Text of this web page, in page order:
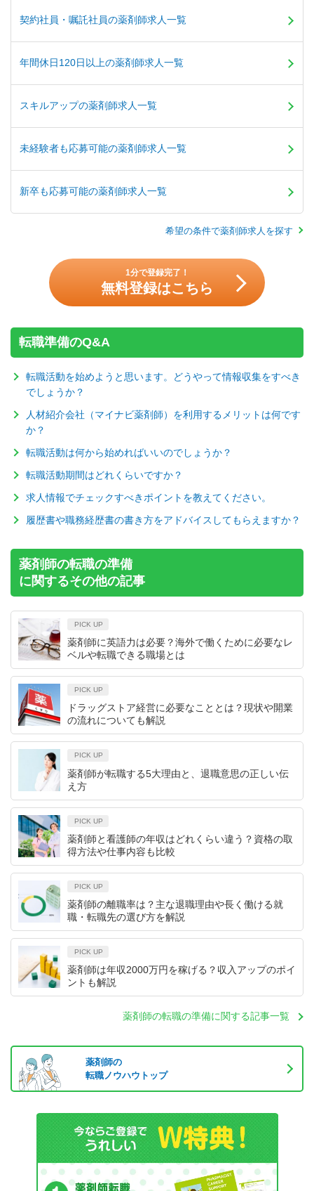
契約社員・嘱託社員の薬剤師求人一覧
年間休日120日以上の薬剤師求人一覧
スキルアップの薬剤師求人一覧
未経験者も応募可能の薬剤師求人一覧
新卒も応募可能の薬剤師求人一覧
希望の条件で薬剤師求人を探す
1分で登録完了！
無料登録はこちら
転職準備のQ&A
転職活動を始めようと思います。どうやって情報収集をすべき
でしょうか？
人材紹介会社（マイナビ薬剤師）を利用するメリットは何です
か？
転職活動は何から始めればいいのでしょうか？
転職活動期間はどれくらいですか？
求人情報でチェックすべきポイントを教えてください。
履歴書や職務経歴書の書き方をアドバイスしてもらえますか？
薬剤師の転職の準備
に関するその他の記事
PICK UP
薬剤師に英語力は必要？海外で働くために必要なレ
ベルや転職できる職場とは
PICK UP
ドラッグストア経営に必要なこととは？現状や開業
の流れについても解説
PICK UP
薬剤師が転職する5大理由と、退職意思の正しい伝
え方
PICK UP
薬剤師と看護師の年収はどれくらい違う？資格の取
得方法や仕事内容も比較
PICK UP
薬剤師の離職率は？主な退職理由や長く働ける就
職・転職先の選び方を解説
PICK UP
薬剤師は年収2000万円を稼げる？収入アップのポイ
ントも解説
薬剤師の転職の準備に関する記事一覧
薬剤師の
転職ノウハウトップ